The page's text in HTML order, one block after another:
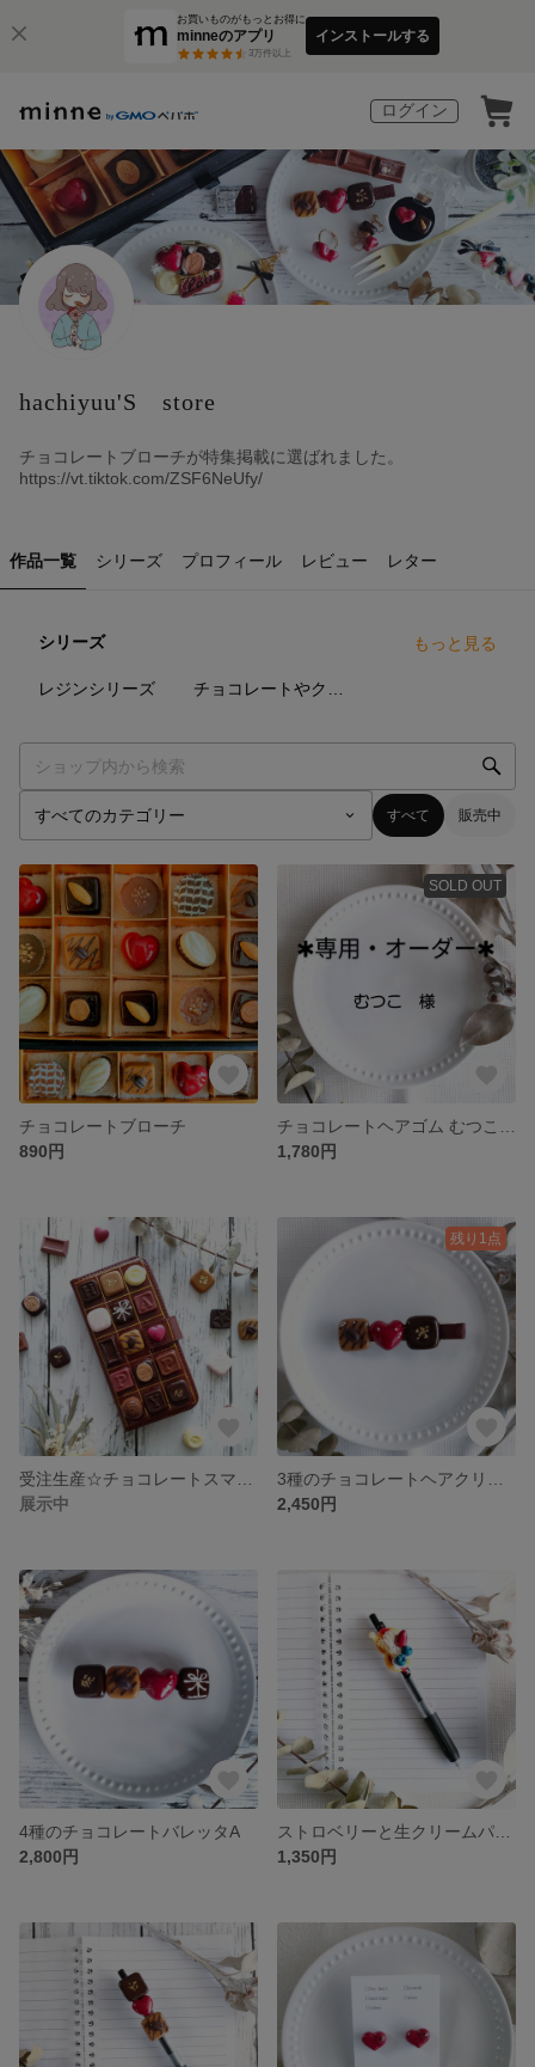
お買いものがもっとお得に
minneのアプリ
3万件以上
インストールする
ログイン
hachiyuu'S store
チョコレートブローチが特集掲載に選ばれました。
https://vt.tiktok.com/ZSF6NeUfy/
作品一覧 シリーズ プロフィール レビュー レター
シリーズ もっと見る
レジンシリーズ
すべて 販売中
チョコレートブローチ
890円
SOLD OUT
1,780円
展示中
残り1点
2,450円
4種のチョコレートバレッタA
2,800円
1,350円